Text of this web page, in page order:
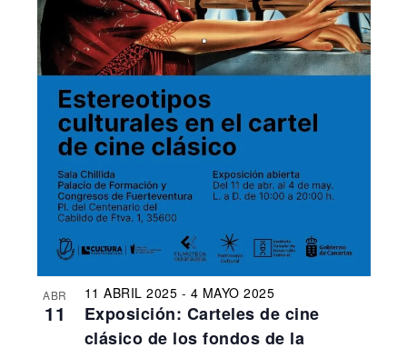
ABR
11
11 ABRIL 2025 - 4 MAYO 2025
Exposición: Carteles de cine
clásico de los fondos de la